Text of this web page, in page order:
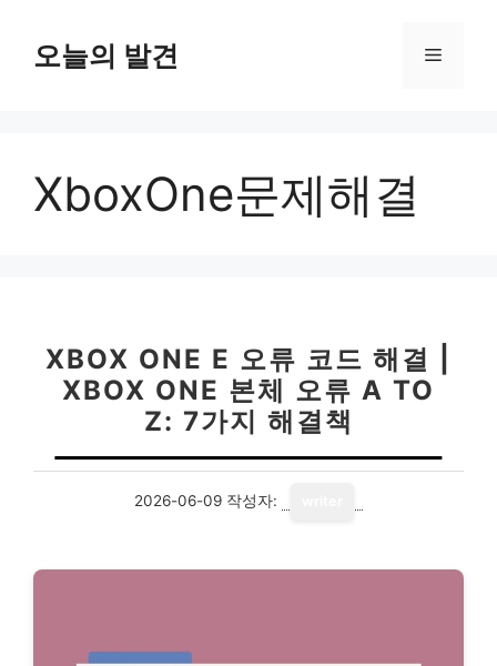
오늘의 발견 메
XboxOne문제해결
XBOX ONE E 오류 코드 해결 |
XBOX ONE 본체 오류 A TO
Z: 7가지 해결책
2026-06-09 작성자: